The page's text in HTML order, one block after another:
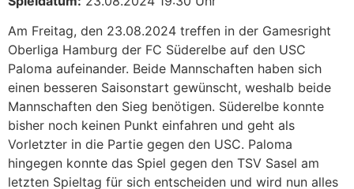
Am Freitag, den 23.08.2024 treffen in der Gamesright
Oberliga Hamburg der FC Süderelbe auf den USC
Paloma aufeinander. Beide Mannschaften haben sich
einen besseren Saisonstart gewünscht, weshalb beide
Mannschaften den Sieg benötigen. Süderelbe konnte
bisher noch keinen Punkt einfahren und geht als
Vorletzter in die Partie gegen den USC. Paloma
hingegen konnte das Spiel gegen den TSV Sasel am
letzten Spieltag für sich entscheiden und wird nun alles